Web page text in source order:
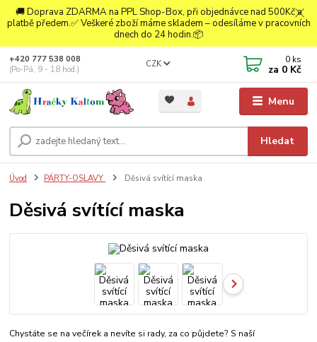
🚚 Doprava ZDARMA na PPL Shop-Box, při objednávce nad 500Kč a
platbě předem.✅ Veškeré zboží máme skladem – odesíláme v pracovních
dnech do 24 hodin.📦
Menu
CZK
Hledat
+420 777 538 008
(Po-Pá, 9 - 18 hod.)
0 ks
za 0 Kč
Úvod PÁRTY-OSLAVY Děsivá svítící maska
Děsivá svítící maska
Chystáte se na večírek a nevíte si rady, za co půjdete? S naší